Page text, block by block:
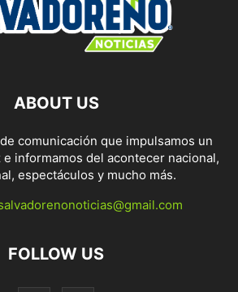
ABOUT US
comunicación que impulsamos un
informamos del acontecer nacional,
espectáculos y mucho más.
FOLLOW US